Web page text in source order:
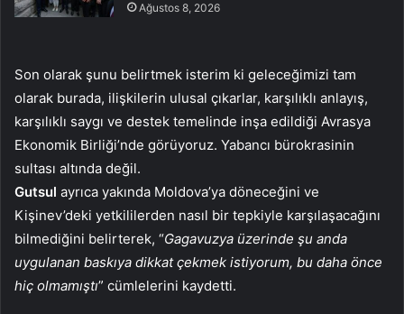
Ağustos 8, 2026
Son olarak şunu belirtmek isterim ki geleceğimizi tam
olarak burada, ilişkilerin ulusal çıkarlar, karşılıklı anlayış,
karşılıklı saygı ve destek temelinde inşa edildiği Avrasya
Ekonomik Birliği’nde görüyoruz. Yabancı bürokrasinin
sultası altında değil.
Gutsul ayrıca yakında Moldova’ya döneceğini ve
Kişinev’deki yetkililerden nasıl bir tepkiyle karşılaşacağını
bilmediğini belirterek, “Gagavuzya üzerinde şu anda
uygulanan baskıya dikkat çekmek istiyorum, bu daha önce
hiç olmamıştı” cümlelerini kaydetti.